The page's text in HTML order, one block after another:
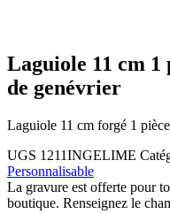
Laguiole 11 cm 1
de genévrier
Laguiole 11 cm forgé 1
UGS 1211INGELIME
Personnalisable
La gravure est offerte pour
boutique. Renseignez le